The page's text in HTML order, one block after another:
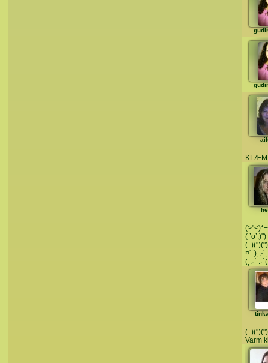
KLÆM
(
(¸.·´
Varm